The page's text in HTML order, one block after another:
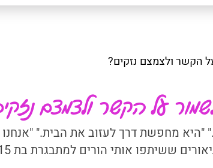
הקשר ולצמצם נזקים?
על הקשר ולצמצם
"היא מחפשת דרך לעזוב את הבית." "אנחנו
ששיתפו אותי הורים למתבגרת בת 15.